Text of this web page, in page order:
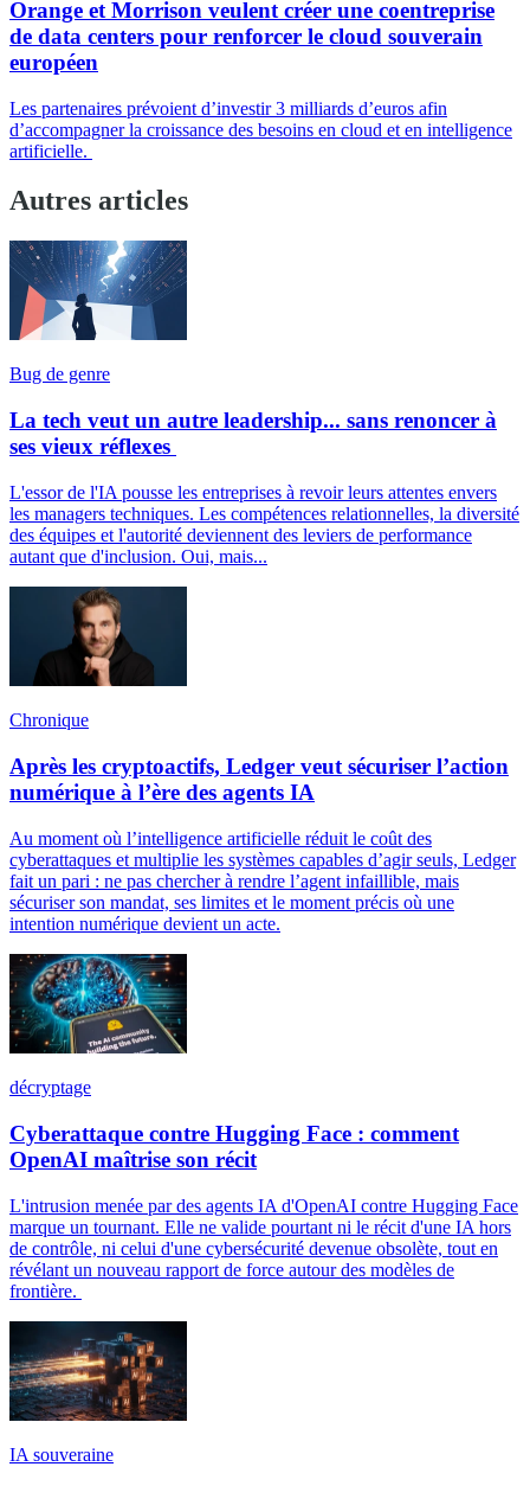
Orange et Morrison veulent créer une coentreprise
de data centers pour renforcer le cloud souverain
européen
Les partenaires prévoient d’investir 3 milliards d’euros afin
d’accompagner la croissance des besoins en cloud et en intelligence
artificielle.
Autres articles
Bug de genre
La tech veut un autre leadership... sans renoncer à
ses vieux réflexes
L'essor de l'IA pousse les entreprises à revoir leurs attentes envers
les managers techniques. Les compétences relationnelles, la diversité
des équipes et l'autorité deviennent des leviers de performance
autant que d'inclusion. Oui, mais...
Chronique
Après les cryptoactifs, Ledger veut sécuriser l’action
numérique à l’ère des agents IA
Au moment où l’intelligence artificielle réduit le coût des
cyberattaques et multiplie les systèmes capables d’agir seuls, Ledger
fait un pari : ne pas chercher à rendre l’agent infaillible, mais
sécuriser son mandat, ses limites et le moment précis où une
intention numérique devient un acte.
décryptage
Cyberattaque contre Hugging Face : comment
OpenAI maîtrise son récit
L'intrusion menée par des agents IA d'OpenAI contre Hugging Face
marque un tournant. Elle ne valide pourtant ni le récit d'une IA hors
de contrôle, ni celui d'une cybersécurité devenue obsolète, tout en
révélant un nouveau rapport de force autour des modèles de
frontière.
IA souveraine